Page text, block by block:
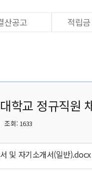
산공고
적립
학교 정규직원
회: 1633
및 자기소개서(일반